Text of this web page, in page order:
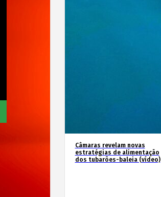
Câmaras revelam novas
estratégias de alimentação
dos tubarões-baleia (vídeo)